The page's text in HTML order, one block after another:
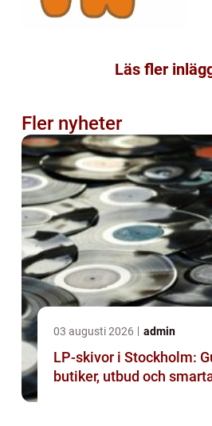
Läs fler
Fler nyheter
03 augusti 2026 admin
LP-skivor i Stockholm:
butiker, utbud och